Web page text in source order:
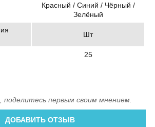
Красный / Синий / Чёрный /
Зелёный
Шт
25
первым своим мнением.
ДОБАВИТЬ ОТЗЫВ